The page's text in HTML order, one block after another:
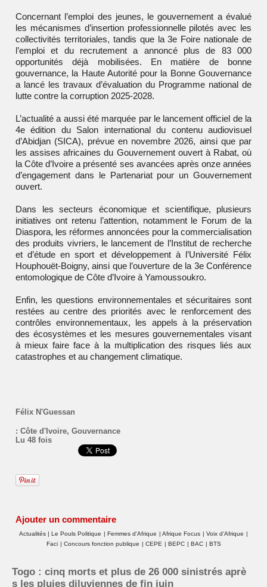
Concernant l’emploi des jeunes, le gouvernement a évalué
les mécanismes d’insertion professionnelle pilotés avec les
collectivités territoriales, tandis que la 3e Foire nationale de
l’emploi et du recrutement a annoncé plus de 83 000
opportunités déjà mobilisées. En matière de bonne
gouvernance, la Haute Autorité pour la Bonne Gouvernance
a lancé les travaux d’évaluation du Programme national de
lutte contre la corruption 2025-2028.
L’actualité a aussi été marquée par le lancement officiel de la
4e édition du Salon international du contenu audiovisuel
d’Abidjan (SICA), prévue en novembre 2026, ainsi que par
les assises africaines du Gouvernement ouvert à Rabat, où
la Côte d’Ivoire a présenté ses avancées après onze années
d’engagement dans le Partenariat pour un Gouvernement
ouvert.
Dans les secteurs économique et scientifique, plusieurs
initiatives ont retenu l’attention, notamment le Forum de la
Diaspora, les réformes annoncées pour la commercialisation
des produits vivriers, le lancement de l’Institut de recherche
et d’étude en sport et développement à l’Université Félix
Houphouët-Boigny, ainsi que l’ouverture de la 3e Conférence
entomologique de Côte d’Ivoire à Yamoussoukro.
Enfin, les questions environnementales et sécuritaires sont
restées au centre des priorités avec le renforcement des
contrôles environnementaux, les appels à la préservation
des écosystèmes et les mesures gouvernementales visant
à mieux faire face à la multiplication des risques liés aux
catastrophes et au changement climatique.
Félix N'Guessan
: Côte d'Ivoire, Gouvernance
Lu 48 fois
Ajouter un commentaire
Actualités | Le Pouls Politique | Femmes d'Afrique | Afrique Focus | Voix d'Afrique |
Faci | Concours fonction publique | CEPE | BEPC | BAC | BTS
Togo : cinq morts et plus de 26 000 sinistrés aprè
s les pluies diluviennes de fin juin